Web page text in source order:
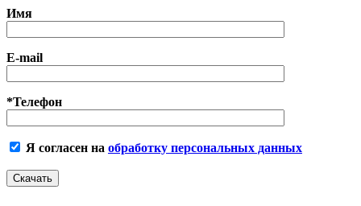
Имя
E-mail
*Телефон
Я согласен на обработку персональных данных